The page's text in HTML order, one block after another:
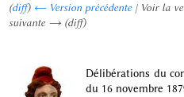
(diff) ← Version précédente| Voir la
suivante → (diff)
Délibérations du
du 16 novembre